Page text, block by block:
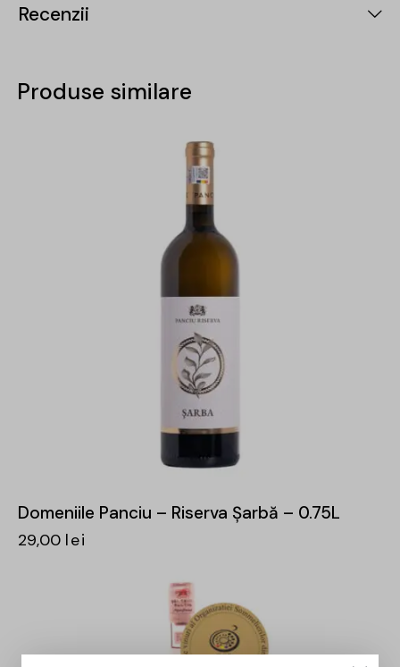
Recenzii
Produse similare
Domeniile Panciu – Riserva Șarbă – 0.75L
29,00 lei